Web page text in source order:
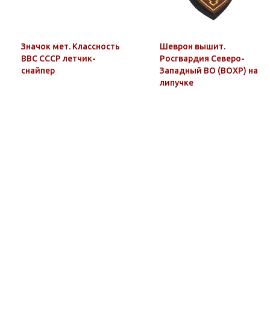
Значок мет. Классность
ВВС СССР летчик-
снайпер
Шеврон вышит.
Росгвардия Северо-
Западный ВО (ВОХР) на
липучке